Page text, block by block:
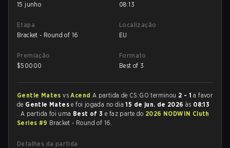
15 junho
08:13
Etapa
Bracket - Round of 16
Localização
EU
Premiação
$50000
Formato
Best of 3
Gentle MatesvsAcend A partida de CS:GO terminou 2 - 1 a favor
de Gentle Matese foi jogada no dia15 de jun. de 2026às 08:13
. A partida foi uma Best of 3 e faz parte do 2026 NODWIN Cluth
Series #9 Bracket - Round of 16.
Detalhes da partida